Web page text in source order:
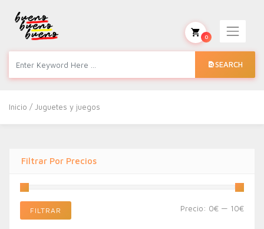
SEARCH
0
Inicio / Juguetes y juegos
Filtrar Por Precios
FILTRAR Precio: 0€ — 10€